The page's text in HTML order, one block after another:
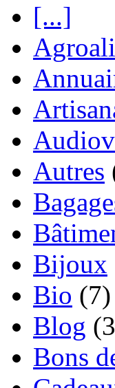
[...]
Autres
Bijoux
Bio (7)
Blog
Bons